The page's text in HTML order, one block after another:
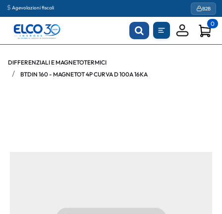
Agevolazioni fiscali B2B
0
DIFFERENZIALI E MAGNETOTERMICI
BTDIN 160 - MAGNETOT 4P CURVA D 100A 16KA